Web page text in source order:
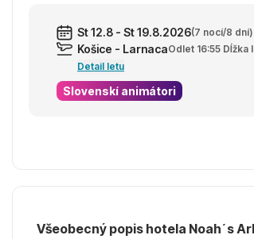
St 12.8 - St 19.8.2026(7 nocí/8 dní)
Košice - LarnacaOdlet 16:55 Dĺžka
Detail letu
Slovenskí animátori
Všeobecný popis hotela Noah´s